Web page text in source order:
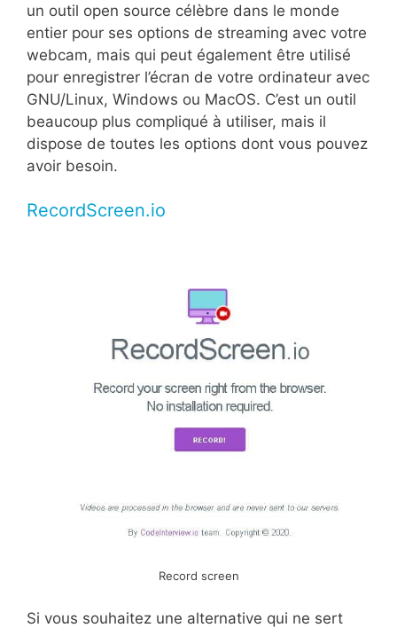
un outil open source célèbre dans le monde
entier pour ses options de streaming avec votre
webcam, mais qui peut également être utilisé
pour enregistrer l’écran de votre ordinateur avec
GNU/Linux, Windows ou MacOS. C’est un outil
beaucoup plus compliqué à utiliser, mais il
dispose de toutes les options dont vous pouvez
avoir besoin.
RecordScreen.io
Record screen
Si vous souhaitez une alternative qui ne sert